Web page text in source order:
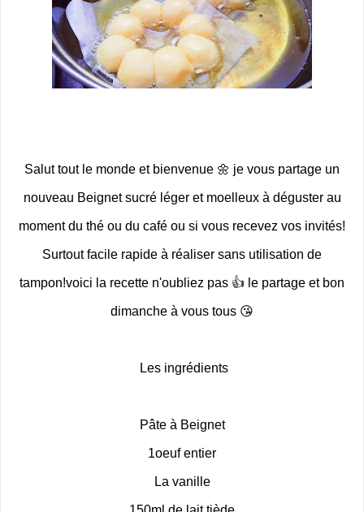
Salut tout le monde et bienvenue 🌼 je vous partage un
nouveau Beignet sucré léger et moelleux à déguster au
moment du thé ou du café ou si vous recevez vos invités!
Surtout facile rapide à réaliser sans utilisation de
tampon!voici la recette n'oubliez pas 👍 le partage et bon
dimanche à vous tous 😘
Les ingrédients
Pâte à Beignet
1oeuf entier
La vanille